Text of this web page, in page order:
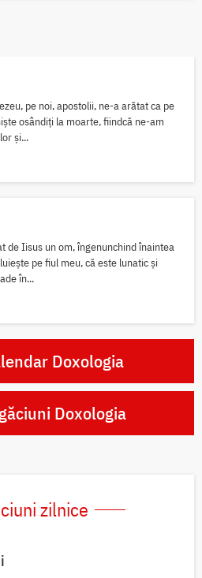
pe noi, apostolii, ne-a arătat ca pe
osândiți la moarte, fiindcă ne-am
și...
de Iisus un om, îngenunchind înaintea
pe fiul meu, că este lunatic și
în...
Doxologia
Doxologia
zilnice